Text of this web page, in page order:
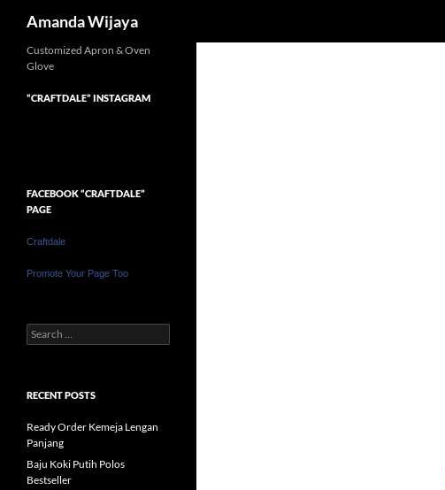
Amanda Wijaya
Customized Apron & Oven
Glove
“CRAFTDALE” INSTAGRAM
FACEBOOK “CRAFTDALE”
PAGE
Craftdale
Promote Your Page Too
Search
for:
RECENT POSTS
Ready Order Kemeja Lengan
Panjang
Baju Koki Putih Polos
Bestseller